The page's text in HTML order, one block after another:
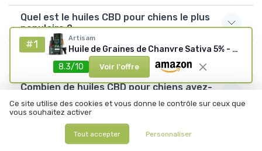
Quel est le huiles CBD pour chiens le plus
populaire ?
Comment choisir un huiles CBD pour chiens
Combien de huiles CBD pour chiens avez-
vous testés ?
#1 Artisam
Huile de Graines de Chanvre Sativa 5% - Animaux
8.3/10
Voir l'offre
Ce site utilise des cookies et vous donne le contrôle sur ceux que
vous souhaitez activer
Tout accepter Personnaliser